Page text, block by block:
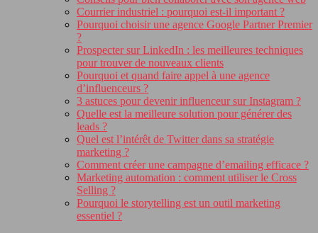
Courrier industriel : pourquoi est-il important ?
Pourquoi choisir une agence Google Partner Premier
?
Prospecter sur LinkedIn : les meilleures techniques
pour trouver de nouveaux clients
Pourquoi et quand faire appel à une agence
d’influenceurs ?
3 astuces pour devenir influenceur sur Instagram ?
Quelle est la meilleure solution pour générer des
leads ?
Quel est l’intérêt de Twitter dans sa stratégie
marketing ?
Comment créer une campagne d’emailing efficace ?
Marketing automation : comment utiliser le Cross
Selling ?
Pourquoi le storytelling est un outil marketing
essentiel ?